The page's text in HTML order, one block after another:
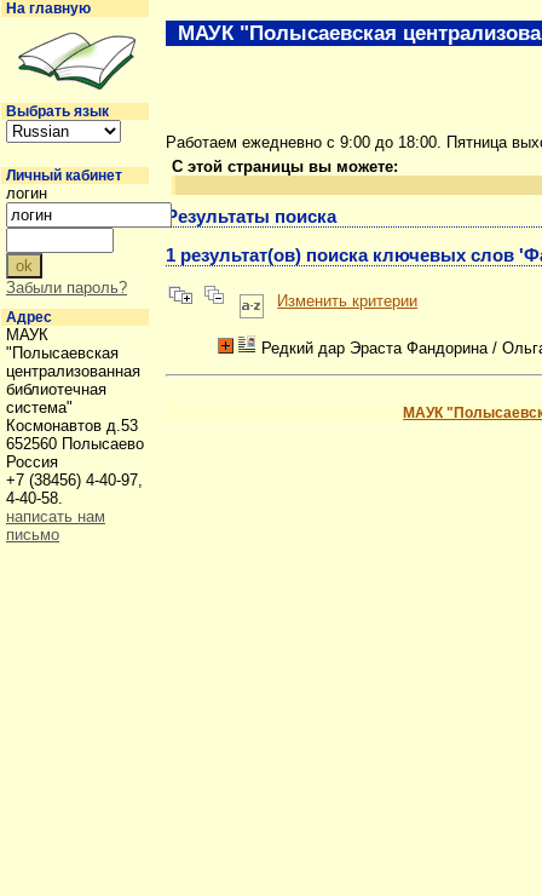
Работаем ежедневно с 9:00 до 18:00. Пятница
С этой страницы вы можете:
Результаты поиска
1 результат(ов) поиска ключевых слов
Изменить критерии
Редкий дар Эраста Фандорина/
МАУК
МАУК "Полысаевская
На главную
Выбрать язык
Личный кабинет
логин
Забыли пароль?
Адрес
МАУК
"Полысаевская
централизованная
библиотечная
система"
Космонавтов д.53
652560 Полысаево
Россия
+7 (38456) 4-40-97,
4-40-58.
написать нам
письмо